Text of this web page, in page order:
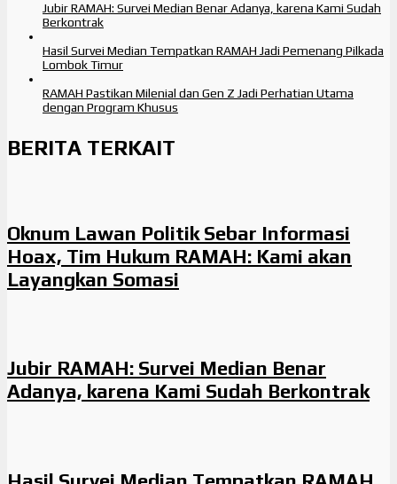
Jubir RAMAH: Survei Median Benar Adanya, karena Kami Sudah
Berkontrak
Hasil Survei Median Tempatkan RAMAH Jadi Pemenang Pilkada
Lombok Timur
RAMAH Pastikan Milenial dan Gen Z Jadi Perhatian Utama
dengan Program Khusus
BERITA TERKAIT
Oknum Lawan Politik Sebar Informasi
Hoax, Tim Hukum RAMAH: Kami akan
Layangkan Somasi
Jubir RAMAH: Survei Median Benar
Adanya, karena Kami Sudah Berkontrak